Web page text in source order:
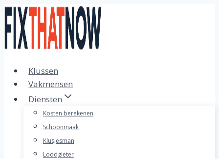
Doorgaan
naar
inhoud
Klussen
Vakmensen
Diensten
Kosten berekenen
Schoonmaak
Klusjesman
Loodgieter